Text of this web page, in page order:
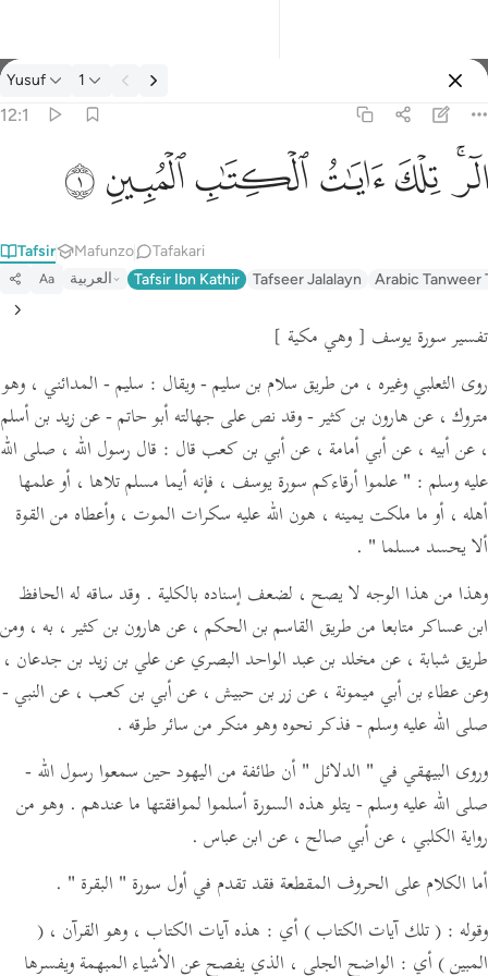
Tafsir: Yusuf 12:1
Yusuf 1
12:1
الر تلك ايات الكتاب المبين ١
الٓر ۚ تِلْكَ ءَايَـٰتُ ٱلْكِتَـٰبِ ٱلْمُبِينِ ١
ﲒﲓﲔﲕﲖﲗﲘ
Tafsir Mafunzo Tafakari
Aa العربية Tafsir Ibn Kathir Tafseer Jalalayn Arabic Tanweer
تفسير سورة يوسف [ وهي مكية ]
روى الثعلبي وغيره ، من طريق سلام بن سليم -ويقال : سليم - المدائني ، وهو
متروك ، عن هارون بن كثير - وقد نص على جهالته أبو حاتم - عن زيد بن أسلم
، عن أبيه ، عن أبي أمامة ، عن أبي بن كعب قال : قال رسول الله ، صلى الله
عليه وسلم : " علموا أرقاءكم سورة يوسف ، فإنه أيما مسلم تلاها ، أو علمها
أهله ، أو ما ملكت يمينه ، هون الله عليه سكرات الموت ، وأعطاه من القوة
ألا يحسد مسلما " .
وهذا من هذا الوجه لا يصح ، لضعف إسناده بالكلية . وقد ساقه له الحافظ
ابن عساكر متابعا من طريق القاسم بن الحكم ، عن هارون بن كثير ، به ، ومن
طريق شبابة ، عن مخلد بن عبد الواحد البصري عن علي بن زيد بن جدعان ،
وعن عطاء بن أبي ميمونة ، عن زر بن حبيش ، عن أبي بن كعب ، عن النبي -
صلى الله عليه وسلم - فذكر نحوه وهو منكر من سائر طرقه .
وروى البيهقي في " الدلائل " أن طائفة من اليهود حين سمعوا رسول الله -
صلى الله عليه وسلم - يتلو هذه السورة أسلموا لموافقتها ما عندهم . وهو من
رواية الكلبي ، عن أبي صالح ، عن ابن عباس .
أما الكلام على الحروف المقطعة فقد تقدم في أول سورة " البقرة " .
وقوله : ( تلك آيات الكتاب ) أي : هذه آيات الكتاب ، وهو القرآن ، (
المبين ) أي : الواضح الجلي ، الذي يفصح عن الأشياء المبهمة ويفسرها